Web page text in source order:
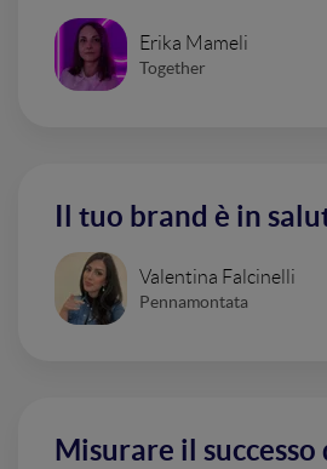
Erika Mameli
Together
Il tuo brand è in
Valentina Falcinelli
Pennamontata
Misurare il successo